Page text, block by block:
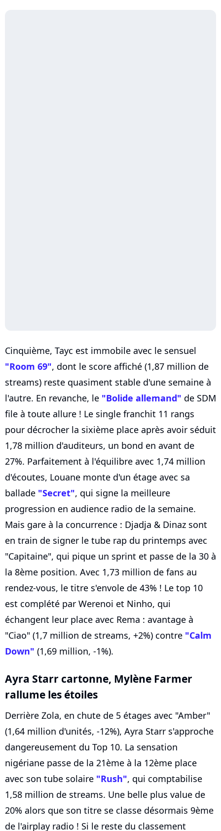
Cinquième, Tayc est immobile avec le sensuel
"Room 69", dont le score affiché (1,87 million de
streams) reste quasiment stable d'une semaine à
l'autre. En revanche, le "Bolide allemand" de SDM
file à toute allure ! Le single franchit 11 rangs
pour décrocher la sixième place après avoir séduit
1,78 million d'auditeurs, un bond en avant de
27%. Parfaitement à l'équilibre avec 1,74 million
d'écoutes, Louane monte d'un étage avec sa
ballade "Secret", qui signe la meilleure
progression en audience radio de la semaine.
Mais gare à la concurrence : Djadja & Dinaz sont
en train de signer le tube rap du printemps avec
"Capitaine", qui pique un sprint et passe de la 30 à
la 8ème position. Avec 1,73 million de fans au
rendez-vous, le titre s'envole de 43% ! Le top 10
est complété par Werenoi et Ninho, qui
échangent leur place avec Rema : avantage à
"Ciao" (1,7 million de streams, +2%) contre "Calm
Down" (1,69 million, -1%).
Ayra Starr cartonne, Mylène Farmer
rallume les étoiles
Derrière Zola, en chute de 5 étages avec "Amber"
(1,64 million d'unités, -12%), Ayra Starr s'approche
dangereusement du Top 10. La sensation
nigériane passe de la 21ème à la 12ème place
avec son tube solaire "Rush", qui comptabilise
1,58 million de streams. Une belle plus value de
20% alors que son titre se classe désormais 9ème
de l'airplay radio ! Si le reste du classement